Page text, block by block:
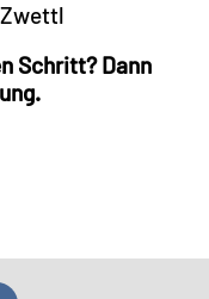
Schritt? Dann